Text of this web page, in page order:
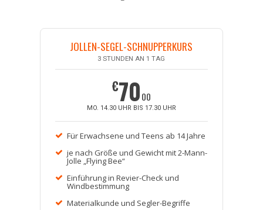
JOLLEN-SEGEL-SCHNUPPERKURS
3 STUNDEN AN 1 TAG
€7000
MO. 14.30 UHR BIS 17.30 UHR
Für Erwachsene und Teens ab 14 Jahre
je nach Größe und Gewicht mit 2-Mann-
Jolle „Flying Bee“
Einführung in Revier-Check und
Windbestimmung
Materialkunde und Segler-Begriffe